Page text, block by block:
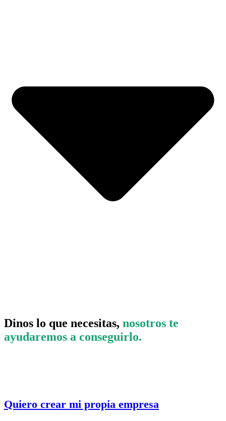
Dinos lo que necesitas, nosotros te
ayudaremos a conseguirlo.
Quiero crear mi propia empresa